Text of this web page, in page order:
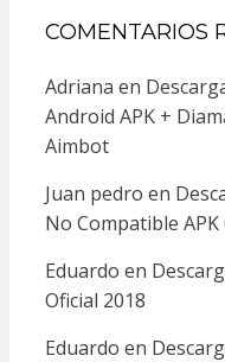
COMENTARIOS
Adriana en
Android APK +
Aimbot
Juan pedro en
No Compatible APK
Eduardo en
Oficial 2018
Eduardo en